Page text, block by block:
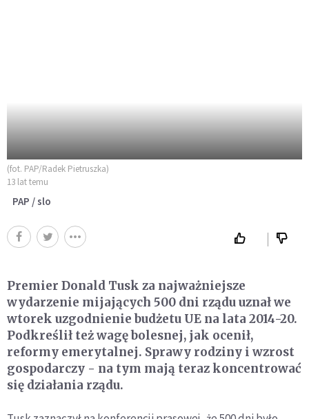
(fot. PAP/Radek Pietruszka)
13 lat temu
PAP / slo
Premier Donald Tusk za najważniejsze
wydarzenie mijających 500 dni rządu uznał we
wtorek uzgodnienie budżetu UE na lata 2014-20.
Podkreślił też wagę bolesnej, jak ocenił,
reformy emerytalnej. Sprawy rodziny i wzrost
gospodarczy - na tym mają teraz koncentrować
się działania rządu.